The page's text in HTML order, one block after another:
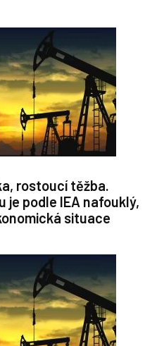
rostoucí těžba.
je podle IEA nafouklý,
situace